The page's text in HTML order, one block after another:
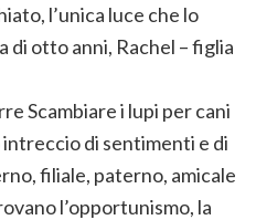
l’unica luce che lo
di otto anni, Rachel – figlia
Scambiare i lupi per cani
di sentimenti e di
filiale, paterno, amicale
l’opportunismo, la